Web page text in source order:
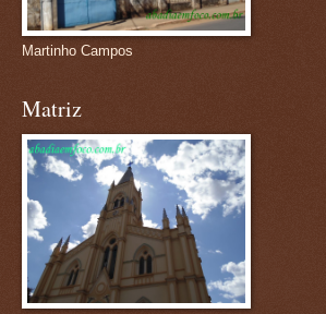
Martinho Campos
Matriz